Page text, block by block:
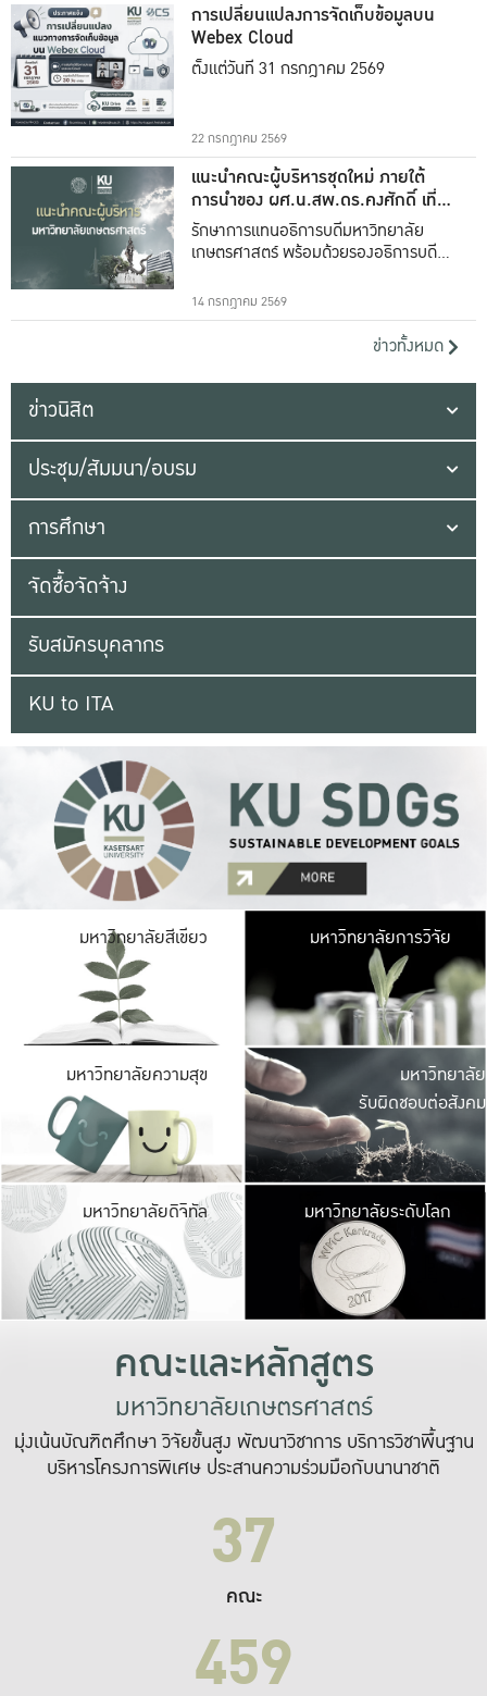
การเปลี่ยนแปลงการจัดเก็บข้อมูลบน
Webex Cloud
ตั้งแต่วันที่ 31 กรกฎาคม 2569
22 กรกฎาคม 2569
แนะนำคณะผู้บริหารชุดใหม่ ภายใต้
การนำของ ผศ.น.สพ.ดร.คงศักดิ์ เที่ยง
ธรรม
รักษาการแทนอธิการบดีมหาวิทยาลัย
เกษตรศาสตร์ พร้อมด้วยรองอธิการบดีทั้ง
14 กรกฎาคม 2569
ข่าวทั้งหมด
ข่าวนิสิต
ประชุม/สัมมนา/อบรม
การศึกษา
จัดซื้อจัดจ้าง
รับสมัครบุคลากร
KU to ITA
มหาวิทยาลัยสีเขียว มหาวิ
มีพื้นที่เขียวสดใส
เป็นป่าในเมือง เกษต
มหาวิทยาลัยการวิจัย
มหาวิทยาลัยความสุข มหาวิ
ค
เปิดประ
และพบเรื่องราวใ
มหาวิทยาลัย
รับผิดชอบต่อสังคม
มหาวิทยาลัยดิจิทัล มหาวิ
เปลี่ยนแปลง แล
เพื่อทำง
ระบบสารสนเทศ
มหาวิทยาลัยระดับโลก
คณะและหลักสูตร
มหาวิทยาลัยเกษตรศาสตร์
มุ่งเน้นบัณฑิตศึกษา วิจัยขั้นสูง พัฒนาวิชาการ บริการวิชาพื้นฐาน
บริหารโครงการพิเศษ ประสานความร่วมมือกับนานาชาติ
37
คณะ
459